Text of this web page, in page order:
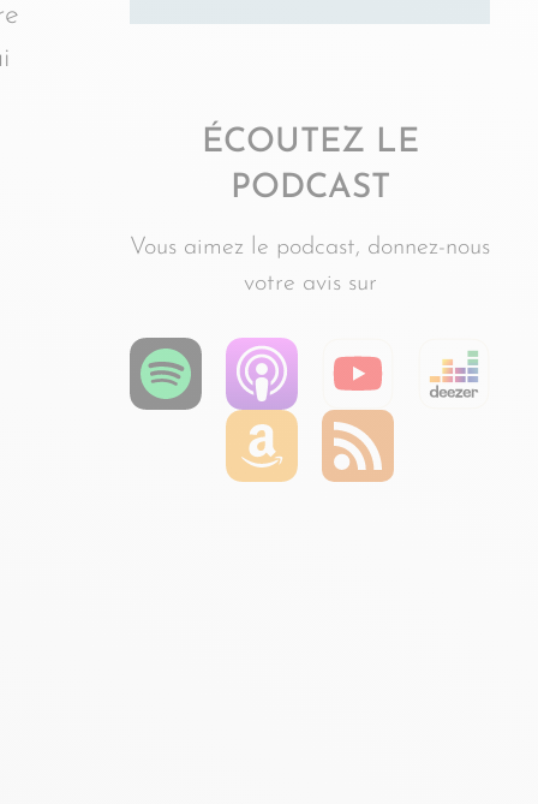
ÉCOUTEZ LE
PODCAST
Vous aimez le podcast, donnez-nous
votre avis sur